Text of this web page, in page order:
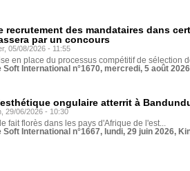
recrutement des mandataires dans
par un concours
05/08/2026 - 11:55
en place du processus compétitif de sélection
Soft International n°1670, mercredi, 5 août
ongulaire atterrit à
29/06/2026 - 10:30
fait florès dans les pays d'Afrique de l'est...
Soft International n°1667, lundi, 29 juin 2026,